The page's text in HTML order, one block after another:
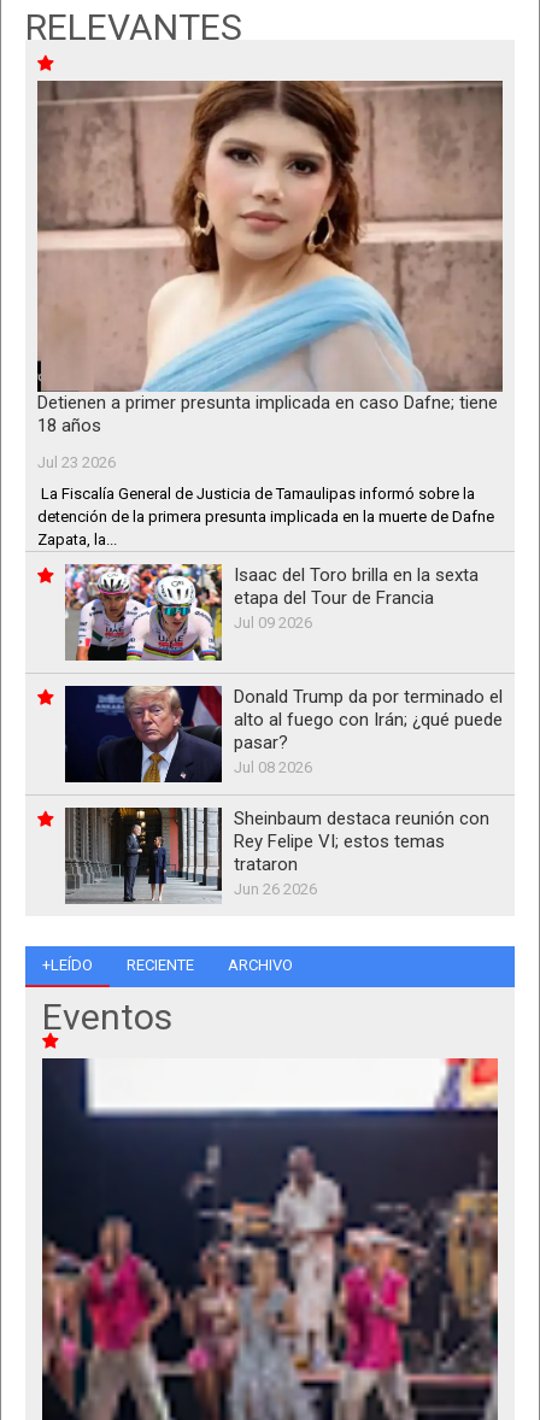
RELEVANTES
Detienen a primer presunta implicada en caso Dafne; tiene
18 años
Jul 23 2026
La Fiscalía General de Justicia de Tamaulipas informó sobre la
detención de la primera presunta implicada en la muerte de Dafne
Zapata, la...
Isaac del Toro brilla en la sexta
etapa del Tour de Francia
Jul 09 2026
Donald Trump da por terminado el
alto al fuego con Irán; ¿qué puede
pasar?
Jul 08 2026
Sheinbaum destaca reunión con
Rey Felipe VI; estos temas
trataron
Jun 26 2026
+LEÍDO RECIENTE ARCHIVO
Eventos